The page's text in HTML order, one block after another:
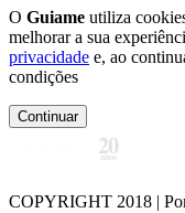
O Guiame utiliza
melhorar a sua
privacidade e, ao
condições
Continuar
COPYRIGHT 2018 |